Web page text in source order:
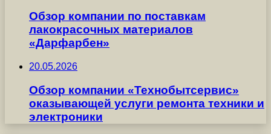
Обзор компании по поставкам
лакокрасочных материалов
«Дарфарбен»
20.05.2026
Обзор компании «Технобытсервис»
оказывающей услуги ремонта техники и
электроники